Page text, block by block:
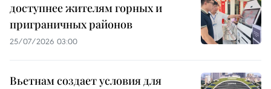
доступнее жителям горных и
приграничных районов
25/07/2026 03:00
Вьетнам создает условия для